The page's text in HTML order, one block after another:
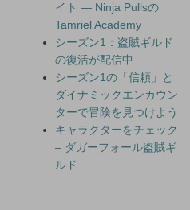
イト — Ninja Pullsの
Tamriel Academy
シーズン1：盗賊ギルド
の復活が配信中
シーズン1の「信頼」と
ダイナミックエンカウン
ターで冒険を見つけよう
キャラクターをチェック
– ダガーフォール盗賊ギ
ルド